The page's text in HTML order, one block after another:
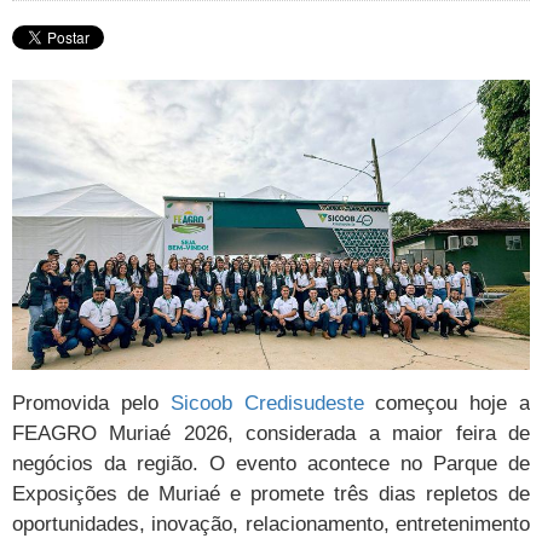
Promovida pelo Sicoob Credisudestecomeçou hoje a
FEAGRO Muriaé 2026, considerada a maior feira de
negócios da região. O evento acontece no Parque de
Exposições de Muriaé e promete três dias repletos de
oportunidades, inovação, relacionamento, entretenimento